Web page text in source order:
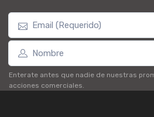
Enterate antes que nadie de nuestras
acciones comerciales.